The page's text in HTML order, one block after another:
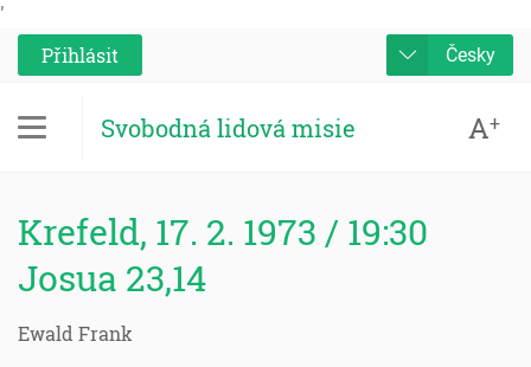
'
Přihlásit
Česky
Svobodná lidová misie A+
Krefeld, 17. 2. 1973 / 19:30
Josua 23,14
Ewald Frank